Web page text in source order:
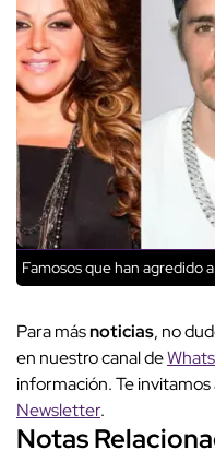
Famosos que han agredido
Para másnoticias, no
en nuestro canal de
información. Te
Newsletter.
Notas